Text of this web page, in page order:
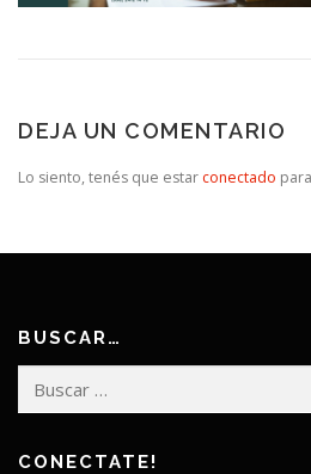
DEJA UN COMENTARIO
Lo siento, tenés que estar conectado
BUSCAR…
CONECTATE!